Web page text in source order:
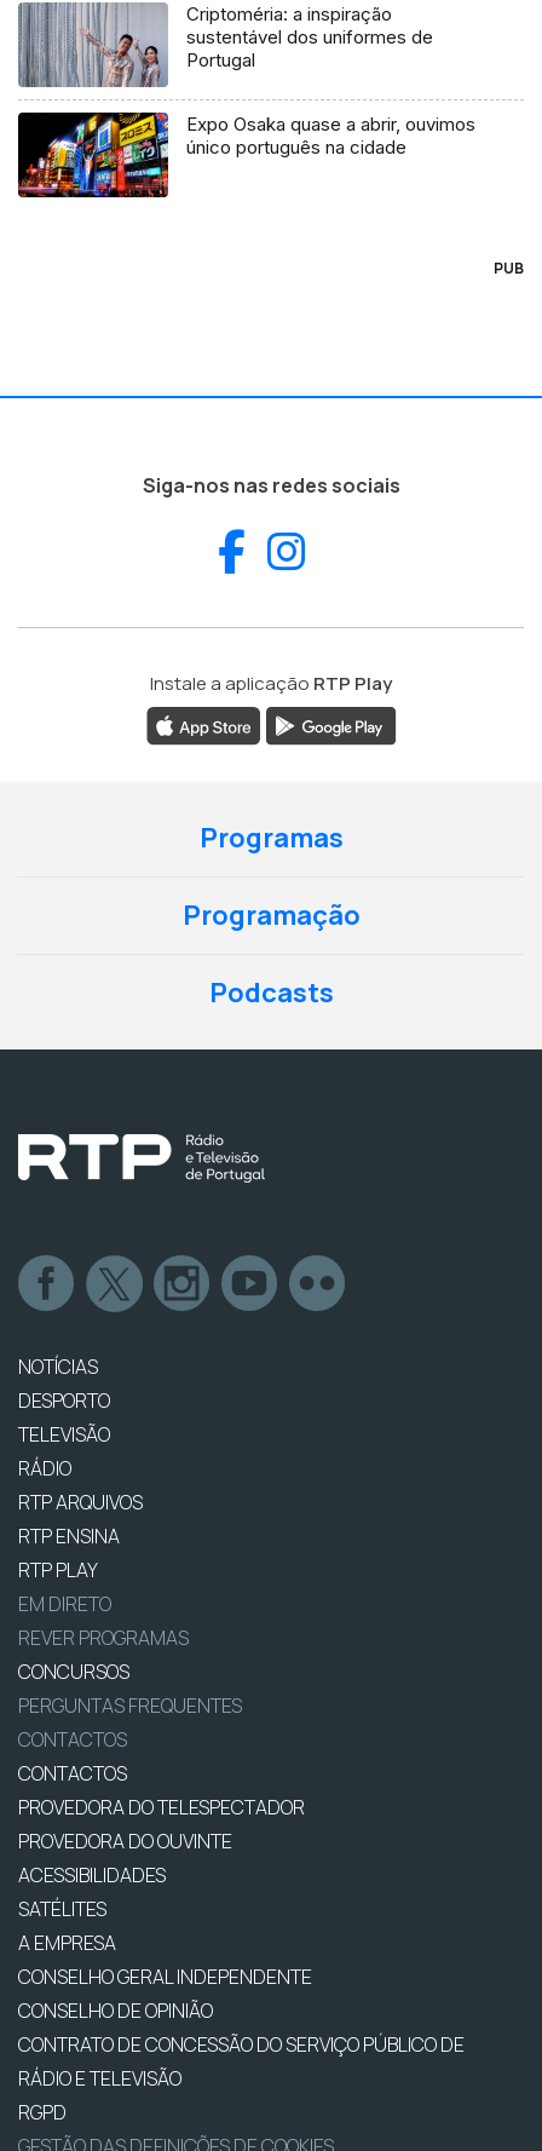
Criptoméria: a inspiração
sustentável dos uniformes de
Portugal
Expo Osaka quase a abrir, ouvimos
único português na cidade
PUB
Siga-nos nas redes sociais
Facebook
Instale a aplicação RTP Play
Programas
Programação
Podcasts
NOTÍCIAS
DESPORTO
TELEVISÃO
RÁDIO
RTP ARQUIVOS
RTP ENSINA
RTP PLAY
EM DIRETO
REVER PROGRAMAS
CONCURSOS
PERGUNTAS FREQUENTES
CONTACTOS
CONTACTOS
PROVEDORA DO TELESPECTADOR
PROVEDORA DO OUVINTE
ACESSIBILIDADES
SATÉLITES
A EMPRESA
CONSELHO GERAL INDEPENDENTE
CONSELHO DE OPINIÃO
CONTRATO DE CONCESSÃO DO SERVIÇO PÚBLICO DE
RÁDIO E TELEVISÃO
RGPD